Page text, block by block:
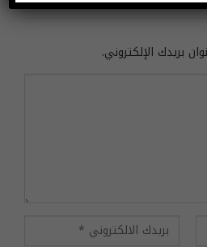
بريدك الإلكتروني.